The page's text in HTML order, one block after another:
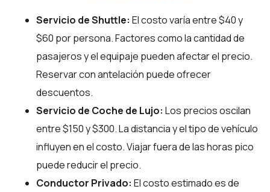
Servicio de Shuttle: El costo varía entre $40 y
$60 por persona. Factores como la cantidad de
pasajeros y el equipaje pueden afectar el precio.
Reservar con antelación puede ofrecer
descuentos.
Servicio de Coche de Lujo: Los precios oscilan
entre $150 y $300. La distancia y el tipo de vehículo
influyen en el costo. Viajar fuera de las horas pico
puede reducir el precio.
Conductor Privado: El costo estimado es de